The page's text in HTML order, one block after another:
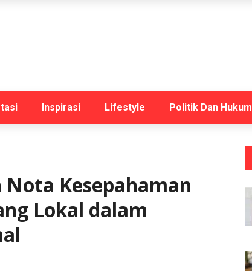
Inspirasi Lifestyle Politik Dan Hukum
Nota Kesepahaman
Lokal dalam